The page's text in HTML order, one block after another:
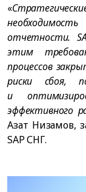
«
отчетности.
этим
процессов
риски сбоя,
и
эффективного
Азат Низамов,
SAP СНГ.